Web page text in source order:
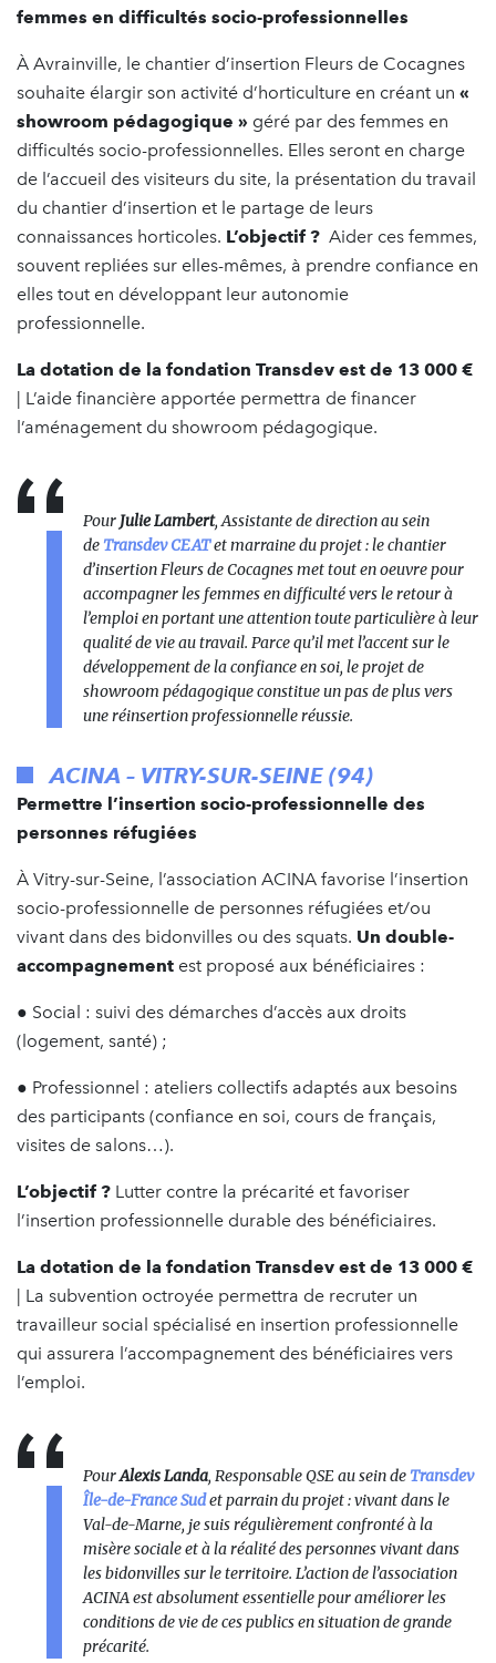
femmes en difficultés socio-professionnelles
À Avrainville, le chantier d’insertion Fleurs de Cocagnes
souhaite élargir son activité d’horticulture en créant un «
showroom pédagogique » géré par des femmes en
difficultés socio-professionnelles. Elles seront en charge
de l’accueil des visiteurs du site, la présentation du travail
du chantier d’insertion et le partage de leurs
connaissances horticoles. L’objectif ? Aider ces femmes,
souvent repliées sur elles-mêmes, à prendre confiance en
elles tout en développant leur autonomie
professionnelle.
La dotation de la fondation Transdev est de 13 000 €
| L’aide financière apportée permettra de financer
l’aménagement du showroom pédagogique.
Pour Julie Lambert, Assistante de direction au sein
de Transdev CEATet marraine du projet : le chantier
d’insertion Fleurs de Cocagnes met tout en oeuvre pour
accompagner les femmes en difficulté vers le retour à
l’emploi en portant une attention toute particulière à leur
qualité de vie au travail. Parce qu’il met l’accent sur le
développement de la confiance en soi, le projet de
showroom pédagogique constitue un pas de plus vers
une réinsertion professionnelle réussie.
ACINA – VITRY-SUR-SEINE (94)
Permettre l’insertion socio-professionnelle des
personnes réfugiées
À Vitry-sur-Seine, l’association ACINA favorise l’insertion
socio-professionnelle de personnes réfugiées et/ou
vivant dans des bidonvilles ou des squats. Un double-
accompagnement est proposé aux bénéficiaires :
● Social : suivi des démarches d’accès aux droits
(logement, santé) ;
● Professionnel : ateliers collectifs adaptés aux besoins
des participants (confiance en soi, cours de français,
visites de salons…).
L’objectif ? Lutter contre la précarité et favoriser
l’insertion professionnelle durable des bénéficiaires.
La dotation de la fondation Transdev est de 13 000 €
| La subvention octroyée permettra de recruter un
travailleur social spécialisé en insertion professionnelle
qui assurera l’accompagnement des bénéficiaires vers
l’emploi.
PourAlexis Landa, Responsable QSE au sein de Transdev
Île-de-France Sudet parrain du projet : vivant dans le
Val-de-Marne, je suis régulièrement confronté à la
misère sociale et à la réalité des personnes vivant dans
les bidonvilles sur le territoire. L’action de l’association
ACINA est absolument essentielle pour améliorer les
conditions de vie de ces publics en situation de grande
précarité.